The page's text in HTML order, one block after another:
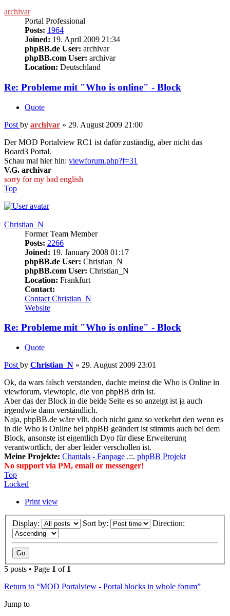
archivar
Portal Professional
Posts: 1964
Joined: 19. April 2009 21:34
phpBB.de User: archivar
phpBB.com User: archivar
Location: Deutschland
Re: Probleme mit "Who is online" - Block
Quote
Post by archivar » 29. August 2009 21:00
Der MOD Portalview RC1 ist dafür zuständig, aber nicht das
Board3 Portal.
Schau mal hier hin: viewforum.php?f=31
V.G. archivar
sorry for my bad english
Top
Christian_N
Former Team Member
Posts: 2266
Joined: 19. January 2008 01:17
phpBB.de User: Christian_N
phpBB.com User: Christian_N
Location: Frankfurt
Contact:
Contact Christian_N
Website
Re: Probleme mit "Who is online" - Block
Quote
Post by Christian_N » 29. August 2009 23:01
Ok, da wars falsch verstanden, dachte meinst die Who is Online in
viewforum, viewtopic, die von phpBB drin ist.
Aber das der Block in die beide Seite es so anzeigt ist ja auch
irgendwie dann verständlich.
Naja, phpBB.de wäre vllt. doch nicht ganz so verkehrt den wenn es
in die Who is Online bei phpBB geändert ist stimmts auch bei dem
Block, ansonste ist eigentlich Dyo für diese Erweiterung
verantwortlich, der aber leider verschollen ist.
Meine Projekte: Chantals - Fanpage .::. phpBB Projekt
No support via PM, email or messenger!
Top
Locked
Print view
Display: Sort by: Direction:
5 posts • Page 1 of 1
Return to “MOD Portalview - Portal blocks in whole forum”
Jump to